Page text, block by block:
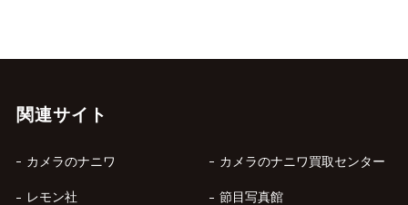
関連サイト
カメラのナニワ カメラのナニワ買取センター
レモン社 節目写真館